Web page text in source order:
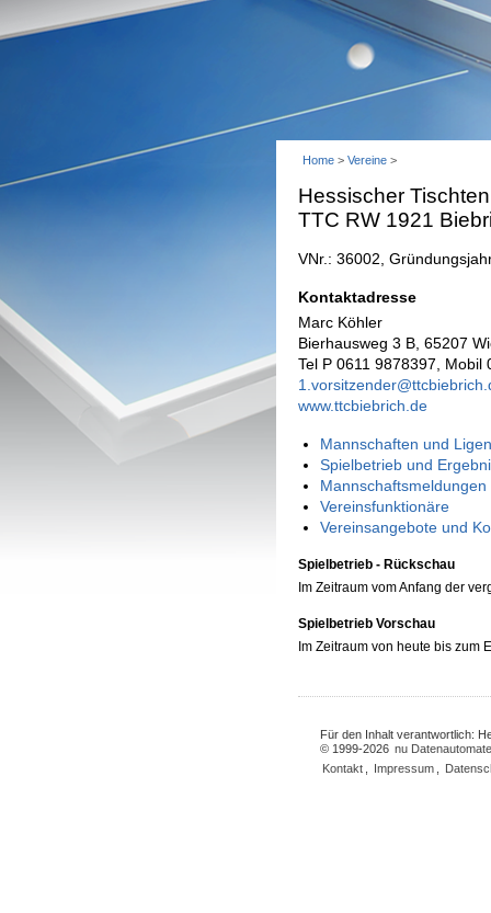
Home > Vereine >
Hessischer
TTC RW 1921
VNr.: 36002,
Kontaktadresse
Marc Köhler
Bierhausweg 3 B, 65207
Tel P 0611 9878397, Mobil
www.ttcbiebrich.de
Mannschaften und
Spielbetrieb und
Vereinsfunktionäre
Vereinsangebote und
Spielbetrieb - Rückschau
Im Zeitraum vom Anfang der
Spielbetrieb Vorschau
Im Zeitraum von heute bis zum
Für den Inhalt verantwortlich:
© 1999-2026 nu
Kontakt
Impressum